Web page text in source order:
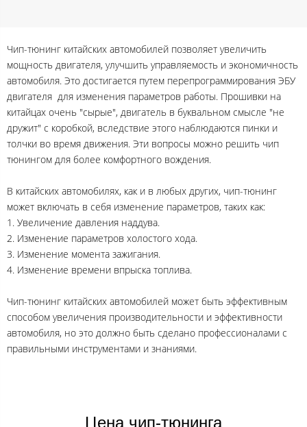
Чип-тюнинг китайских автомобилей позволяет увеличить
мощность двигателя, улучшить управляемость и экономичность
автомобиля. Это достигается путем перепрограммирования ЭБУ
двигателя для изменения параметров работы. Прошивки на
китайцах очень "сырые", двигатель в буквальном смысле "не
дружит" с коробкой, вследствие этого наблюдаются пинки и
толчки во время движения. Эти вопросы можно решить чип
тюнингом для более комфортного вождения.
В китайских автомобилях, как и в любых других, чип-тюнинг
может включать в себя изменение параметров, таких как:
1. Увеличение давления наддува.
2. Изменение параметров холостого хода.
3. Изменение момента зажигания.
4. Изменение времени впрыска топлива.
Чип-тюнинг китайских автомобилей может быть эффективным
способом увеличения производительности и эффективности
автомобиля, но это должно быть сделано профессионалами с
правильными инструментами и знаниями.
Цена чип-тюнинга